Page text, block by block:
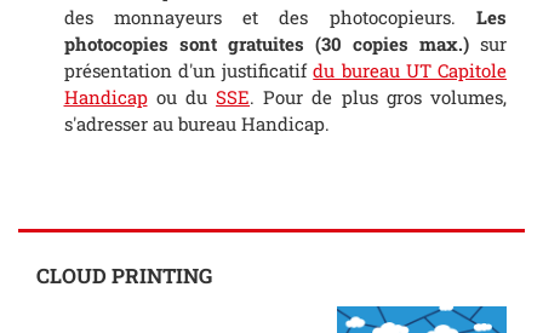
des monnayeurs et des photocopieurs. Les
photocopies sont gratuites (30 copies max.) sur
présentation d'un justificatifdu bureau UT Capitole
Handicapou duSSE. Pour de plus gros volumes,
s'adresser au bureau Handicap.
CLOUD PRINTING